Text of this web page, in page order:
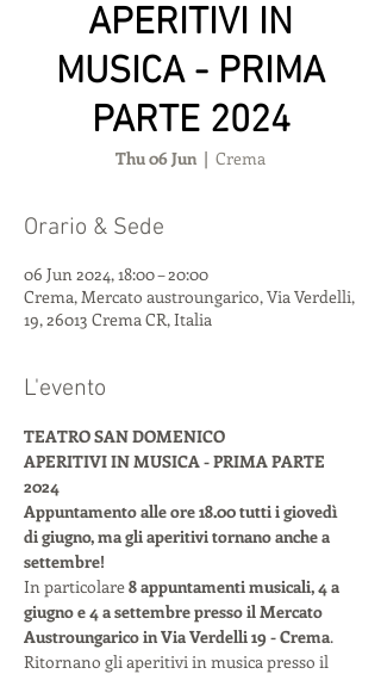
APERITIVI IN
MUSICA - PRIMA
PARTE 2024
Thu 06 Jun
  |
Crema
Orario & Sede
06 Jun 2024, 18:00 – 20:00
Crema, Mercato austroungarico, Via Verdelli,
19, 26013 Crema CR, Italia
L'evento
TEATRO SAN DOMENICO
APERITIVI IN MUSICA - PRIMA PARTE
2024
Appuntamento alle ore 18.00 tutti i giovedì
di giugno, ma gli aperitivi tornano anche a
settembre!
In particolare 8 appuntamenti musicali, 4 a
giugno e 4 a settembre presso il Mercato
Austroungarico in Via Verdelli 19 - Crema.
Ritornano gli aperitivi in musica presso il